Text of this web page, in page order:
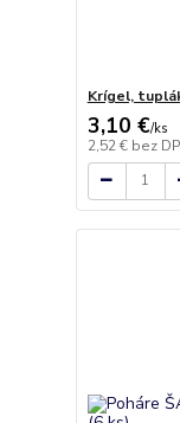
Krígel,
3,10 €/ks
2,52 € bez